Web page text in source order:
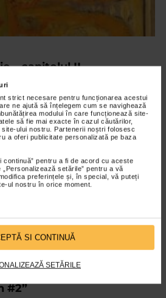
strict necesare pentru funcționarea acestui
ne ajută să înțelegem cum se navighează
modului în care funcționează site-
să fie mai exacte în cazul căutărilor,
ului nostru. Partenerii noștri folosesc
a oferi publicitate personalizată pe baza
continuă” pentru a fi de acord cu aceste
setările” pentru a vă
preferințele și, în special, vă puteți
ul nostru în orice moment.
SI CONTINUĂ
SETĂRILE
– capitolul II
#2”